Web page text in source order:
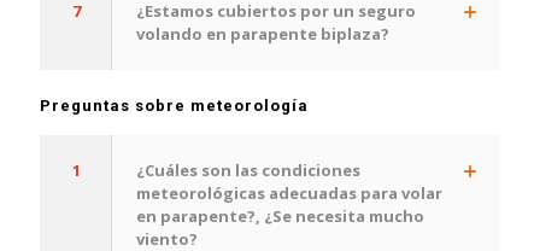
7
¿Estamos cubiertos por un seguro
volando en parapente biplaza?
Preguntas sobre meteorología
1
¿Cuáles son las condiciones
meteorológicas adecuadas para volar
en parapente?, ¿Se necesita mucho
viento?